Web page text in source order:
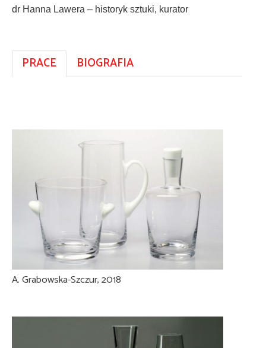
dr Hanna Lawera ‒ historyk sztuki, kurator
PRACE BIOGRAFIA
A. Grabowska-Szczur, 2018